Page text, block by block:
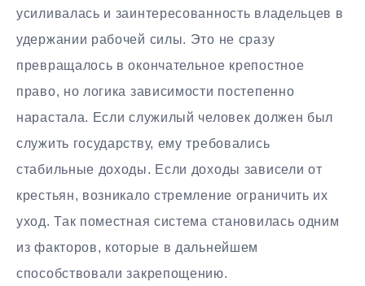
усиливалась и заинтересованность владельцев в
удержании рабочей силы. Это не сразу
превращалось в окончательное крепостное
право, но логика зависимости постепенно
нарастала. Если служилый человек должен был
служить государству, ему требовались
стабильные доходы. Если доходы зависели от
крестьян, возникало стремление ограничить их
уход. Так поместная система становилась одним
из факторов, которые в дальнейшем
способствовали закрепощению.